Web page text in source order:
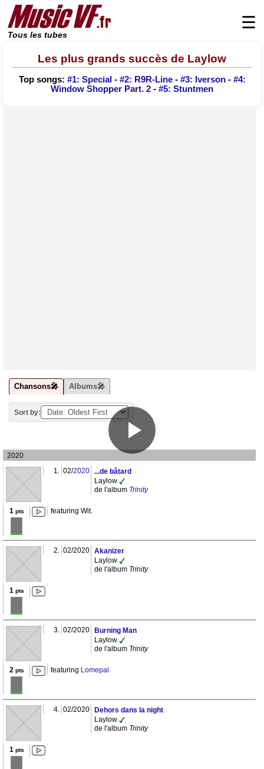
Tous les tubes
☰
Les plus grands succès de Laylow
Top songs: #1: Special - #2: R9R-Line- #3: Iverson- #4:
Window Shopper Part. 2 - #5: Stuntmen
Chansons🎤 Albums🎤
Sort by:
2020
1. 02/2020 ...de bâtard
Laylow
de l'album Trinity
1 pts featuring Wit.
2. 02/2020 Akanizer
Laylow
de l'album Trinity
1 pts
3. 02/2020
Burning Man
Laylow
de l'album Trinity
2 pts featuring Lomepal
4. 02/2020
Dehors dans la night
Laylow
de l'album Trinity
1 pts